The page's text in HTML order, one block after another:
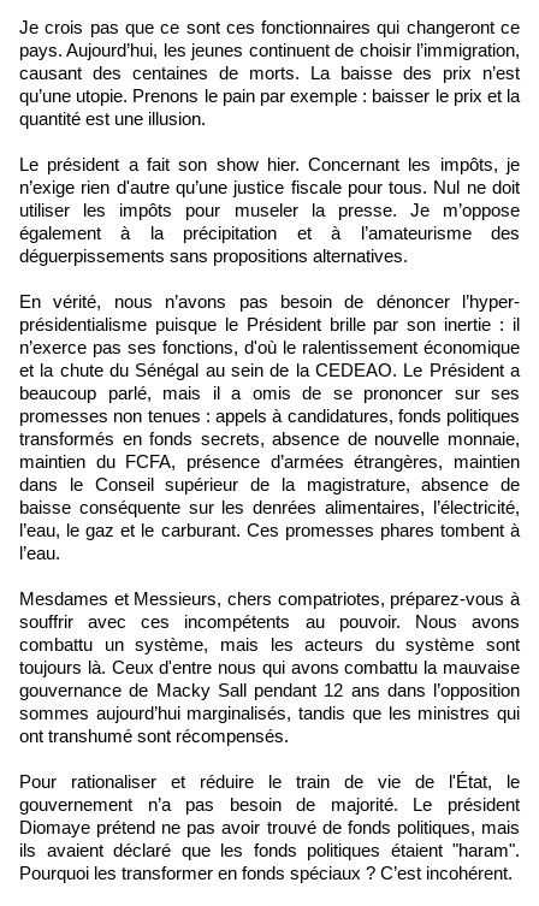
Je crois pas que ce sont ces fonctionnaires qui changeront ce
pays. Aujourd’hui, les jeunes continuent de choisir l’immigration,
causant des centaines de morts. La baisse des prix n’est
qu’une utopie. Prenons le pain par exemple : baisser le prix et la
quantité est une illusion.
Le président a fait son show hier. Concernant les impôts, je
n’exige rien d'autre qu’une justice fiscale pour tous. Nul ne doit
utiliser les impôts pour museler la presse. Je m’oppose
également à la précipitation et à l’amateurisme des
déguerpissements sans propositions alternatives.
En vérité, nous n’avons pas besoin de dénoncer l’hyper-
présidentialisme puisque le Président brille par son inertie : il
n’exerce pas ses fonctions, d'où le ralentissement économique
et la chute du Sénégal au sein de la CEDEAO. Le Président a
beaucoup parlé, mais il a omis de se prononcer sur ses
promesses non tenues : appels à candidatures, fonds politiques
transformés en fonds secrets, absence de nouvelle monnaie,
maintien du FCFA, présence d’armées étrangères, maintien
dans le Conseil supérieur de la magistrature, absence de
baisse conséquente sur les denrées alimentaires, l’électricité,
l’eau, le gaz et le carburant. Ces promesses phares tombent à
l’eau.
Mesdames et Messieurs, chers compatriotes, préparez-vous à
souffrir avec ces incompétents au pouvoir. Nous avons
combattu un système, mais les acteurs du système sont
toujours là. Ceux d'entre nous qui avons combattu la mauvaise
gouvernance de Macky Sall pendant 12 ans dans l’opposition
sommes aujourd’hui marginalisés, tandis que les ministres qui
ont transhumé sont récompensés.
Pour rationaliser et réduire le train de vie de l'État, le
gouvernement n’a pas besoin de majorité. Le président
Diomaye prétend ne pas avoir trouvé de fonds politiques, mais
ils avaient déclaré que les fonds politiques étaient "haram".
Pourquoi les transformer en fonds spéciaux ? C’est incohérent.